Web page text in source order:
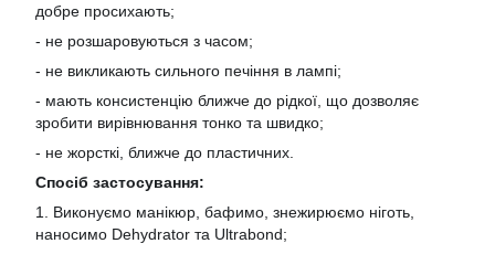
добре просихають;
- не розшаровуються з часом;
- не викликають сильного печіння в лампі;
- мають консистенцію ближче до рідкої, що дозволяє
зробити вирівнювання тонко та швидко;
- не жорсткі, ближче до пластичних.
Спосіб застосування:
1. Виконуємо манікюр, бафимо, знежирюємо ніготь,
наносимо Dehydrator та Ultrabond;